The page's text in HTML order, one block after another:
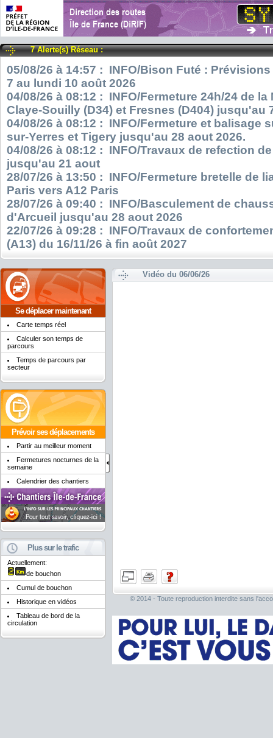
7 Alerte(s) Réseau :
05/08/26 à 14:57 : INFO/Bison Futé :
7 au lundi 10 août 2026
04/08/26 à 08:12 : INFO/Fermeture 24h/24 de
Claye-Souilly (D34) et Fresnes (D404) jusqu'au
04/08/26 à 08:12 : INFO/Fermeture et balisage
sur-Yerres et Tigery jusqu'au 28 aout 2026.
04/08/26 à 08:12 : INFO/Travaux de refection
jusqu'au 21 aout
28/07/26 à 13:50 : INFO/Fermeture bretelle de
Paris vers A12 Paris
28/07/26 à 09:40 : INFO/Basculement de
d'Arcueil jusqu'au 28 aout 2026
22/07/26 à 09:28 : INFO/Travaux de
(A13) du 16/11/26 à fin août 2027
Se déplacer maintenant
Carte temps réel
Calculer son temps de
parcours
Temps de parcours par
secteur
Prévoir ses déplacements
Partir au meilleur moment
Fermetures nocturnes de la
semaine
Calendrier des chantiers
Plus sur le trafic
Actuellement:
de bouchon
Cumul de bouchon
Historique en vidéos
Tableau de bord de la
circulation
Vidéo du 06/06/26
© 2014 - Toute reproduction interdite sans